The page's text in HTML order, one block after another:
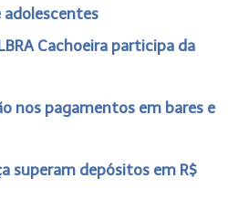
adolescentes
Cachoeira participa da
nos pagamentos em bares e
superam depósitos em R$